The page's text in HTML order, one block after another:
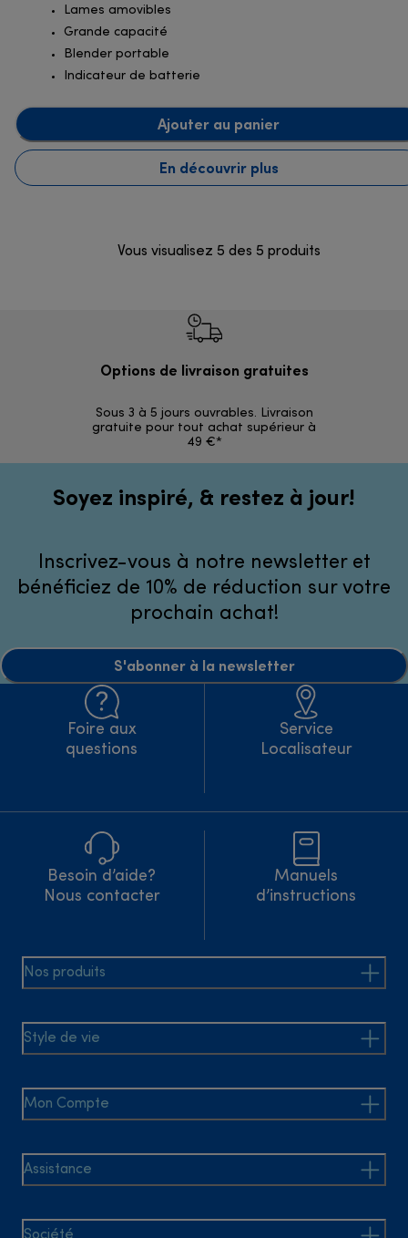
Lames amovibles
Grande capacité
Blender portable
Indicateur de batterie
Ajouter au panier
En découvrir plus
Vous visualisez 5 des 5 produits
Options de livraison gratuites
Sous 3 à 5 jours ouvrables. Livraison
gratuite pour tout achat supérieur à
49 €*
Soyez inspiré, & restez à jour!
Inscrivez-vous à notre newsletter et
bénéficiez de 10% de réduction sur votre
prochain achat!
S'abonner à la newsletter
Foire aux
questions
Service
Localisateur
Besoin d’aide?
Nous contacter
Manuels
d’instructions
Nos produits
Style de vie
Mon Compte
Assistance